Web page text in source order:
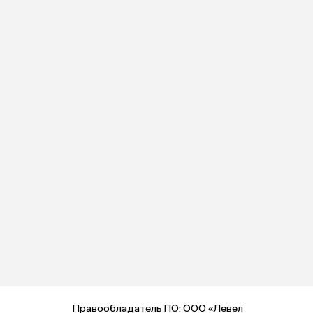
Правообладатель ПО: ООО «Левел